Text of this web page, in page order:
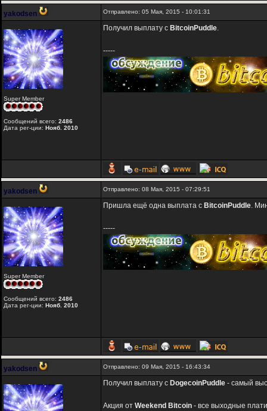
yakodsen Отправлено: 05 Мая, 2015 - 10:01:31
Super Member
Сообщений всего: 2486
Дата рег-ции: Нояб. 2010
Получил выплату с BitcoinPuddle.
-----
yakodsen Отправлено: 08 Мая, 2015 - 07:29:51
Super Member
Сообщений всего: 2486
Дата рег-ции: Нояб. 2010
Пришла ещё одна выплата с BitcoinPuddle.
-----
yakodsen Отправлено: 09 Мая, 2015 - 16:43:34
Получил выплату с DogecoinPuddle - самый
Акция от Weekend Bitcoin - все выходные